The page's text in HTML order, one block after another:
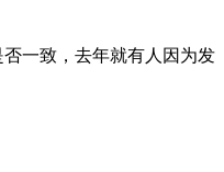
一致，去年就有人因为发